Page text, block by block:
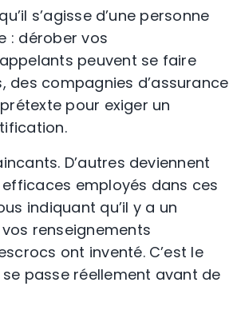
s’agisse d’une personne
: dérober vos
peuvent se faire
des compagnies d’assurance
pour exiger un
D’autres deviennent
employés dans ces
indiquant qu’il y a un
renseignements
ont inventé. C’est le
passe réellement avant de